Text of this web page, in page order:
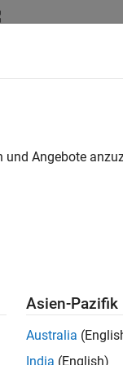
Angebote
Asien-Pazifik
Australia
India (English)